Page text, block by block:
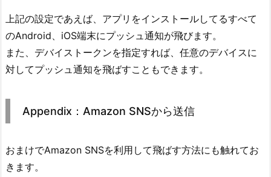
上記の設定であえば、アプリをインストールしてるすべて
のAndroid、iOS端末にプッシュ通知が飛びます。
また、デバイストークンを指定すれば、任意のデバイスに
対してプッシュ通知を飛ばすこともできます。
Appendix：Amazon SNSから送信
おまけでAmazon SNSを利用して飛ばす方法にも触れてお
きます。